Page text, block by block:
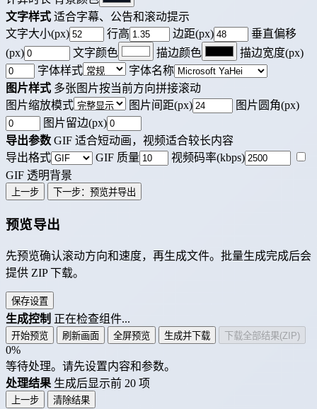
文字样式 适合字幕、公告和滚动提示
文字大小(px)
行高 边距(px)
垂直偏移
(px)
文字颜色 描边颜色
描边宽度(px)
字体样式
字体名称
图片样式 多张图片按当前方向拼接滚动
图片缩放模式
图片间距(px)
图片圆角(px)
图片留边(px)
导出参数 GIF 适合短动画，视频适合较长内容
导出格式
GIF 质量
视频码率(kbps)
GIF 透明背景
上一步 下一步：预览并导出
预览导出
先预览确认滚动方向和速度，再生成文件。批量生成完成后会
提供 ZIP 下载。
保存设置
生成控制 正在检查组件...
开始预览 刷新画面 全屏预览 生成并下载 下载全部结果(ZIP)
0%
等待处理。请先设置内容和参数。
处理结果 生成后显示前 20 项
上一步 清除结果